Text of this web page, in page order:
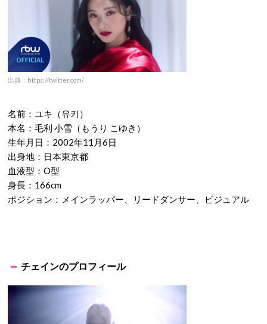
出典：https://twitter.com/
名前：ユキ（유키）
本名：毛利 小雪（もうり こゆき）
生年月日：2002年11月6日
出身地：日本東京都
血液型：O型
身長：166cm
ポジション：メインラッパー、リードダンサー、ビジュアル
チェインのプロフィール